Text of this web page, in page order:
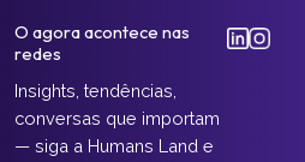
O agora acontece nas
redes
Insights, tendências,
conversas que importam
— siga a Humans Land e